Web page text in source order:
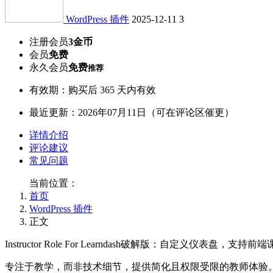
WordPress 插件 2025-12-11 3
注册会员3金币
会员免费
永久会员免费推荐
有效期：购买后 365 天内有效
最近更新：2026年07月11日（可在评论区催更）
详情介绍
评论建议
常见问题
当前位置：
首页
WordPress 插件
正文
Instructor Role For Learndash破解版：自定义仪表盘，支持前端
专注于教学，而非技术细节，提供简化且权限受限的教师体验。